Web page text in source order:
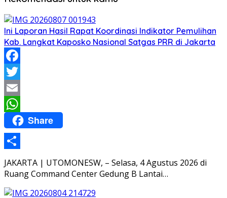
Ini Laporan Hasil Rapat Koordinasi Indikator Pemulihan
Kab. Langkat Kaposko Nasional Satgas PRR di Jakarta
Facebook
Twitter
Email
WhatsApp
Share
Share
JAKARTA | UTOMONESW, – Selasa, 4 Agustus 2026 di
Ruang Command Center Gedung B Lantai…